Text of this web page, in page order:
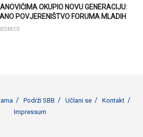
OKUPIO NOVU GENERACIJU:
POVJERENIŠTVO FORUMA MLADIH
Podrži SBB Učlani se
Kontakt
Impressum